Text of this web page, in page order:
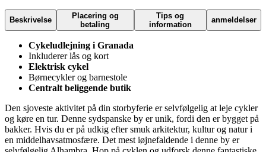
Beskrivelse
Placering og
betaling
Tips og
information
anmeldelser
Cykeludlejning i Granada
Inkluderer lås og kort
Elektrisk cykel
Børnecykler og barnestole
Centralt beliggende butik
Den sjoveste aktivitet på din storbyferie er selvfølgelig at leje cykler
og køre en tur. Denne sydspanske by er unik, fordi den er bygget på
bakker. Hvis du er på udkig efter smuk arkitektur, kultur og natur i
en middelhavsatmosfære. Det mest iøjnefaldende i denne by er